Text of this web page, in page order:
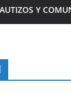
Y